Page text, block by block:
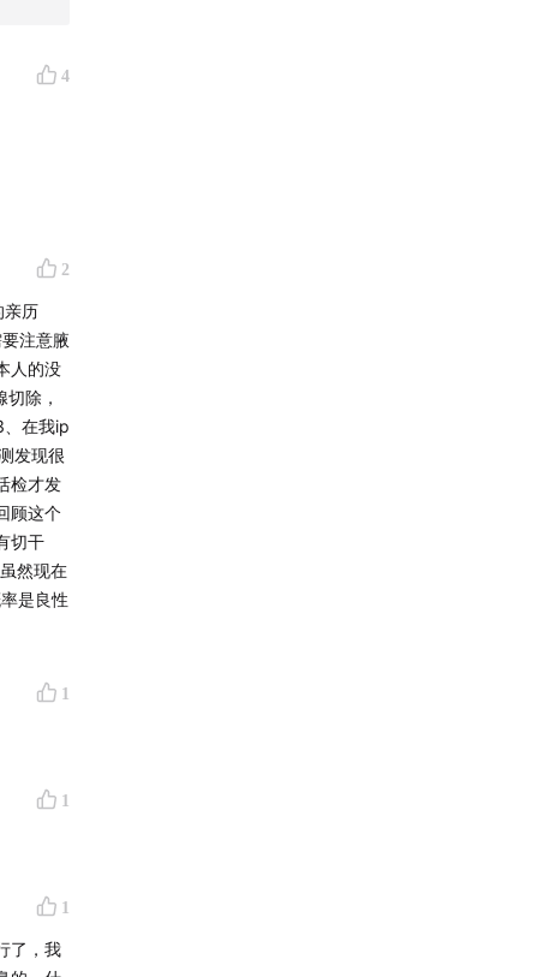
像“给结4
2
亲历
注意腋
人的没
除，
、在我ip
发现很
检才发
顾这个
切干
然现在
是良性
1
1
1
了，我